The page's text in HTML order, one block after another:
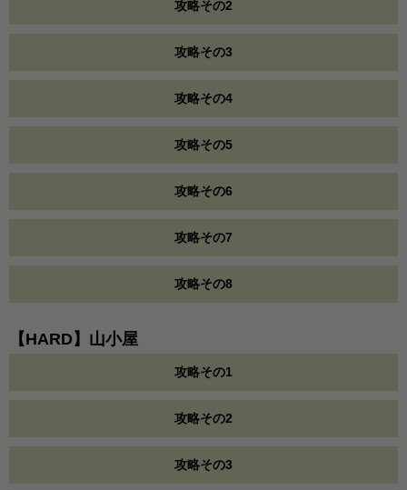
攻略その2
攻略その3
攻略その4
攻略その5
攻略その6
攻略その7
攻略その8
【HARD】山小屋
攻略その1
攻略その2
攻略その3